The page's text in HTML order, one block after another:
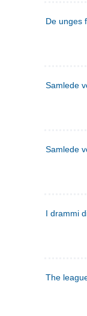
De unges
Samlede
Samlede
I drammi
The